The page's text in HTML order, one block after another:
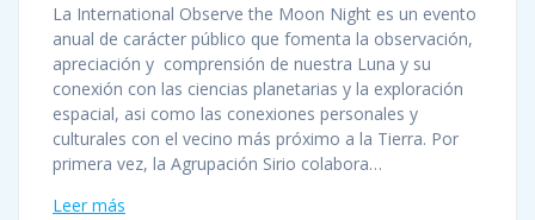
La International Observe the Moon Night es un evento
anual de carácter público que fomenta la observación,
apreciación y comprensión de nuestra Luna y su
conexión con las ciencias planetarias y la exploración
espacial, asi como las conexiones personales y
culturales con el vecino más próximo a la Tierra. Por
primera vez, la Agrupación Sirio colabora…
Leer más